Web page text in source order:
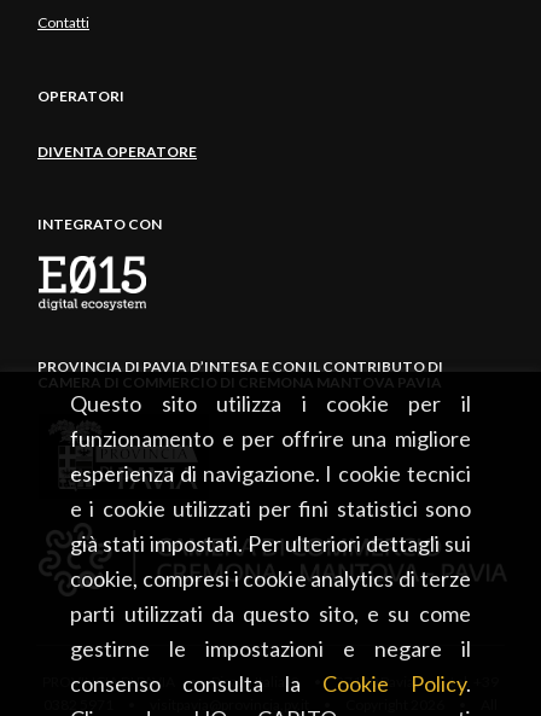
Questo sito utilizza i cookie per il
funzionamento e per offrire una migliore
esperienza di navigazione. I cookie tecnici
e i cookie utilizzati per fini statistici sono
già stati impostati. Per ulteriori dettagli sui
cookie, compresi i cookie analytics di terze
parti utilizzati da questo sito, e su come
gestirne le impostazioni e negare il
consenso consulta la Cookie Policy.
Contatti
OPERATORI
DIVENTA OPERATORE
INTEGRATO CON
PROVINCIA DI PAVIA D’INTESA E CON IL CONTRIBUTO DI
CAMERA DI COMMERCIO DI CREMONA MANTOVA PAVIA
PROVINCIA DI PAVIA • Piazza Italia, 2 • 27100 Pavia • tel. +39